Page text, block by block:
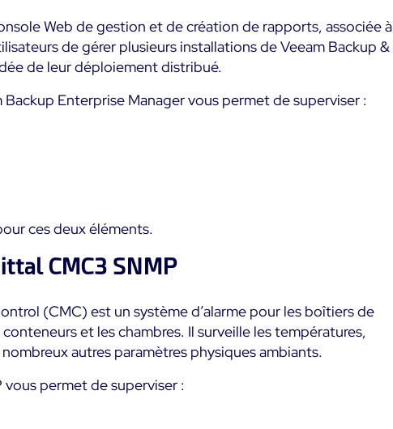
Web de gestion et de création de rapports, associée à
de gérer plusieurs installations de Veeam Backup &
de leur déploiement distribué.
Enterprise Manager vous permet de superviser :
ces deux éléments.
CMC3 SNMP
(CMC) est un système d’alarme pour les boîtiers de
et les chambres. Il surveille les températures,
autres paramètres physiques ambiants.
permet de superviser :